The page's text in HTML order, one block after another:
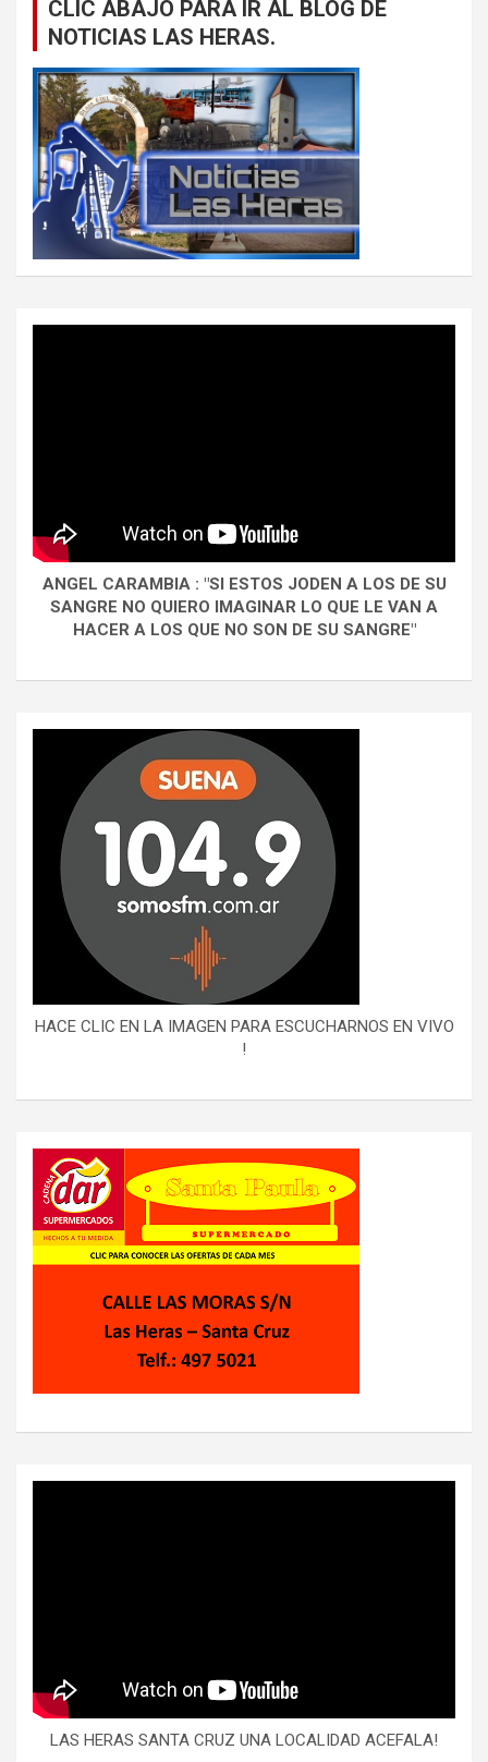
CLIC ABAJO PARA IR AL BLOG DE
NOTICIAS LAS HERAS.
ANGEL CARAMBIA : "SI ESTOS JODEN A LOS DE SU
SANGRE NO QUIERO IMAGINAR LO QUE LE VAN A
HACER A LOS QUE NO SON DE SU SANGRE"
HACE CLIC EN LA IMAGEN PARA ESCUCHARNOS EN VIVO
!
LAS HERAS SANTA CRUZ UNA LOCALIDAD ACEFALA!